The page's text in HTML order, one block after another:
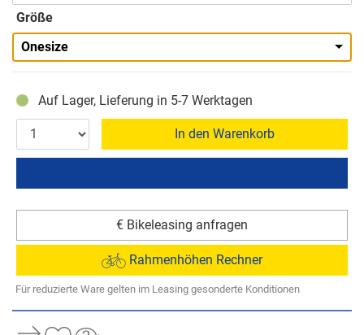
Größe
Onesize
Auf Lager, Lieferung in 5-7 Werktagen
In den Warenkorb
€ Bikeleasing anfragen
Rahmenhöhen Rechner
Für reduzierte Ware gelten im Leasing gesonderte Konditionen